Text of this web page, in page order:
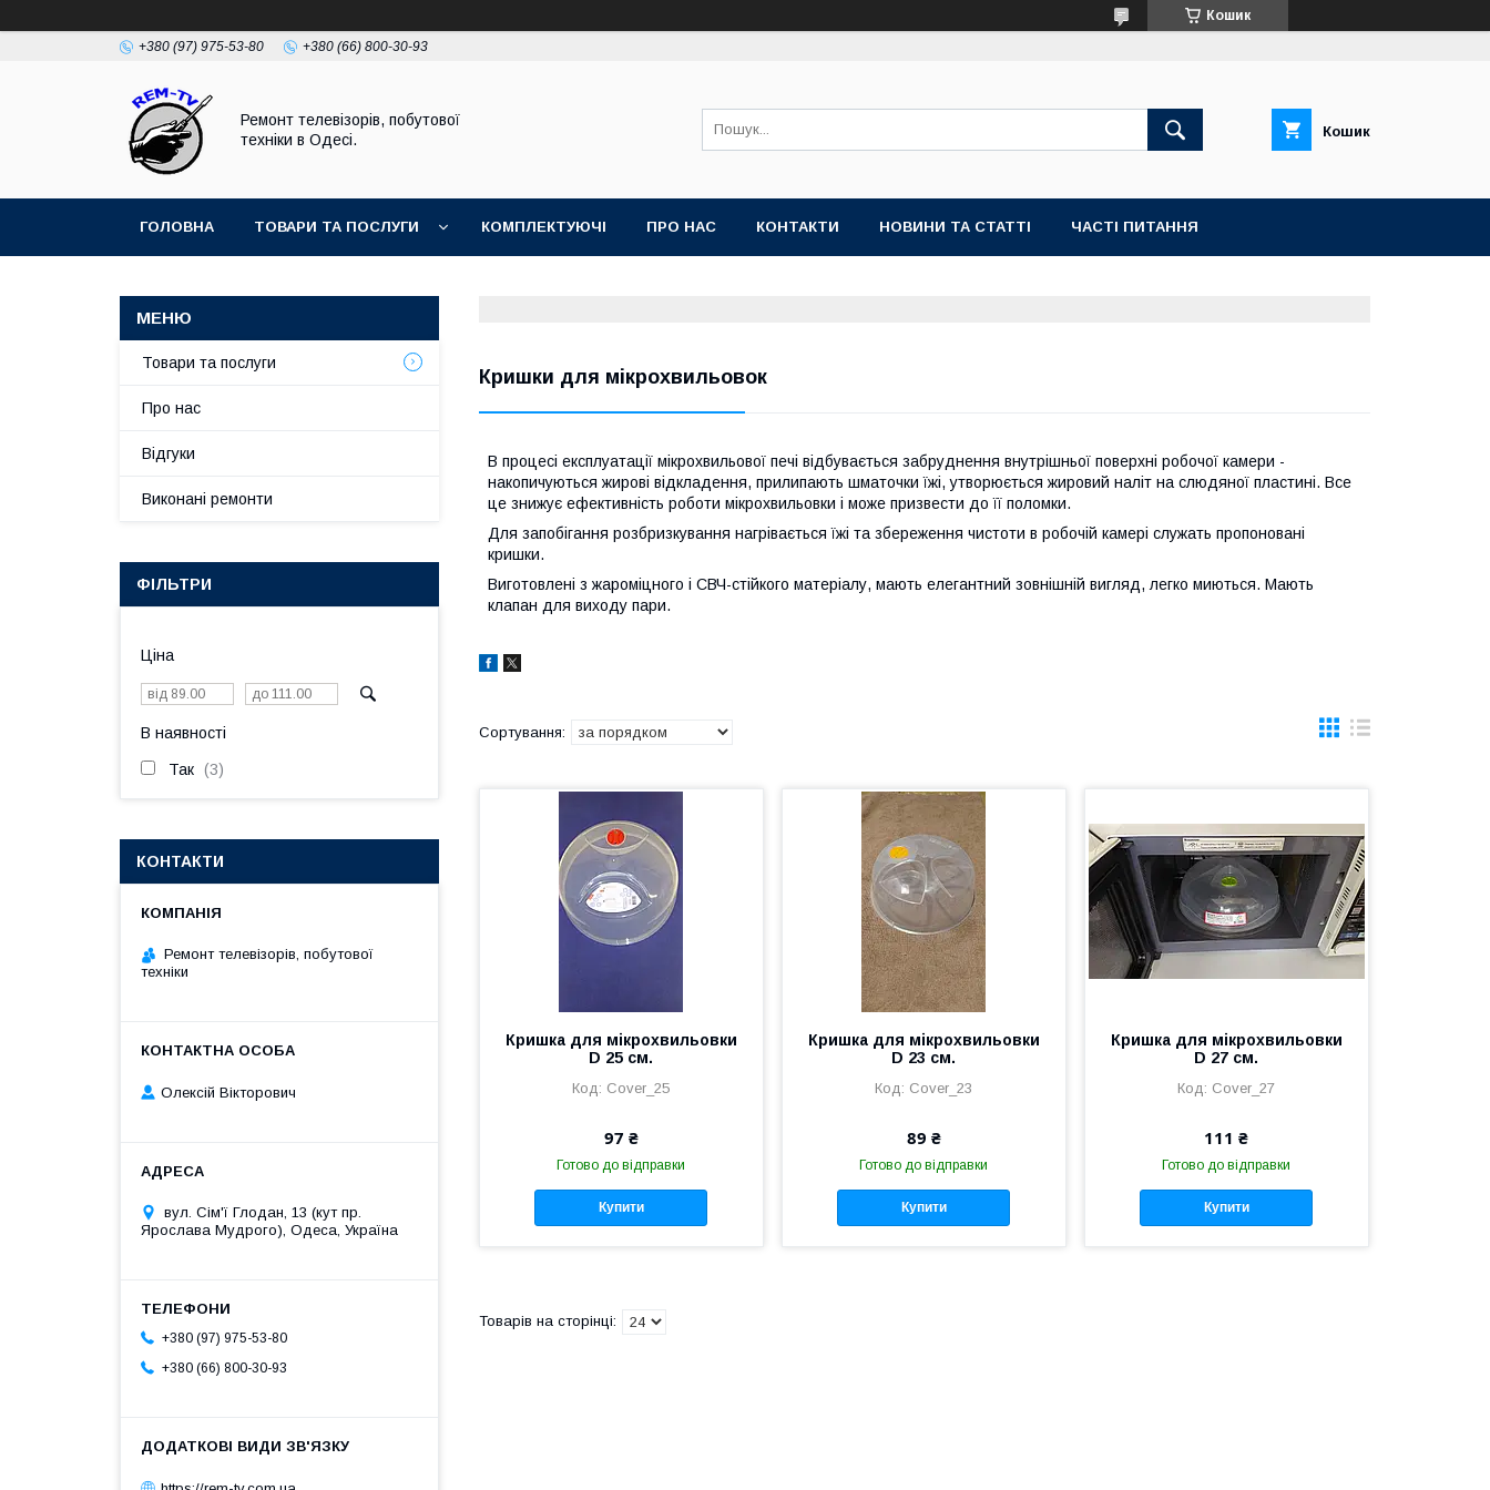
Кошик
+380 (97) 975-53-80 +380 (66) 800-30-93
Ремонт телевізорів, побутової
техніки в Одесі.
Кошик
ГОЛОВНА ТОВАРИ ТА ПОСЛУГИ КОМПЛЕКТУЮЧІ ПРО НАС КОНТАКТИ НОВИНИ ТА СТАТТІ ЧАСТІ ПИТАННЯ
Кришки для мікрохвильовок
В процесі експлуатації мікрохвильової печі відбувається забруднення внутрішньої поверхні робочої камери -
накопичуються жирові відкладення, прилипають шматочки їжі, утворюється жировий наліт на слюдяної пластині. Все
це знижує ефективність роботи мікрохвильовки і може призвести до її поломки.
Для запобігання розбризкування нагрівається їжі та збереження чистоти в робочій камері служать пропоновані
кришки.
Виготовлені з жароміцного і СВЧ-стійкого матеріалу, мають елегантний зовнішній вигляд, легко миються. Мають
клапан для виходу пари.
Кришка для мікрохвильовки
D 25 см.
Cover_25
97 ₴
Готово до відправки
Купити
Кришка для мікрохвильовки
D 23 см.
Cover_23
89 ₴
Готово до відправки
Купити
Кришка для мікрохвильовки
D 27 см.
Cover_27
111 ₴
Готово до відправки
Купити
Товари та послуги
Про нас
Відгуки
Виконані ремонти
ФІЛЬТРИ
Ціна
В наявності
Так 3
КОНТАКТИ
Ремонт телевізорів, побутової
техніки
Олексій Вікторович
вул. Сім'ї Глодан, 13 (кут пр.
Ярослава Мудрого), Одеса, Україна
+380 (97) 975-53-80
+380 (66) 800-30-93